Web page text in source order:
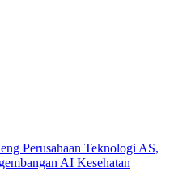
Perusahaan Teknologi AS,
AI Kesehatan